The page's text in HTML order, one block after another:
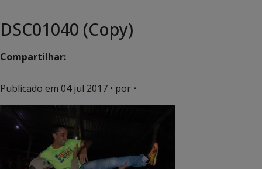
DSC01040 (Copy)
Compartilhar:
Publicado em 04 jul 2017 • por •